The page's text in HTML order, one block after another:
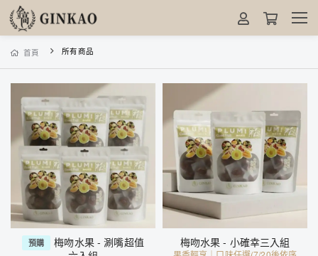
首頁 所有商品
預購
梅吻水果 - 涮嘴超值
梅吻水果 - 小確幸三入組